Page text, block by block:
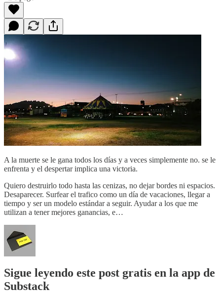
A la muerte se le gana todos los días y a veces simplemente no. se le
enfrenta y el despertar implica una victoria.
Quiero destruirlo todo hasta las cenizas, no dejar bordes ni espacios.
Desaparecer. Surfear el trafico como un día de vacaciones, llegar a
tiempo y ser un modelo estándar a seguir. Ayudar a los que me
utilizan a tener mejores ganancias, e…
Sigue leyendo este post gratis en la app de
Substack